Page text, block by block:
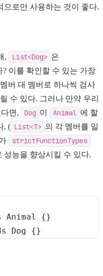
으로만 사용하는 것이 좋다.
, List<Dog> 은
? 이를 확인할 수 있는 가장
버 대 멤버로 하나씩 검사
수 있다. 그러나 만약 우리
면, Dog 이 Animal 에 할
. ( List<T> 의 각 멤버를 일
strictFunctionTypes
성능을 향상시킬 수 있다.
Animal {}
Dog {}